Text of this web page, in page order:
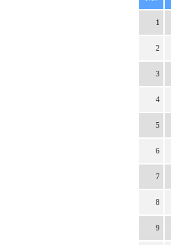
1
2
3
4
5
6
7
8
9